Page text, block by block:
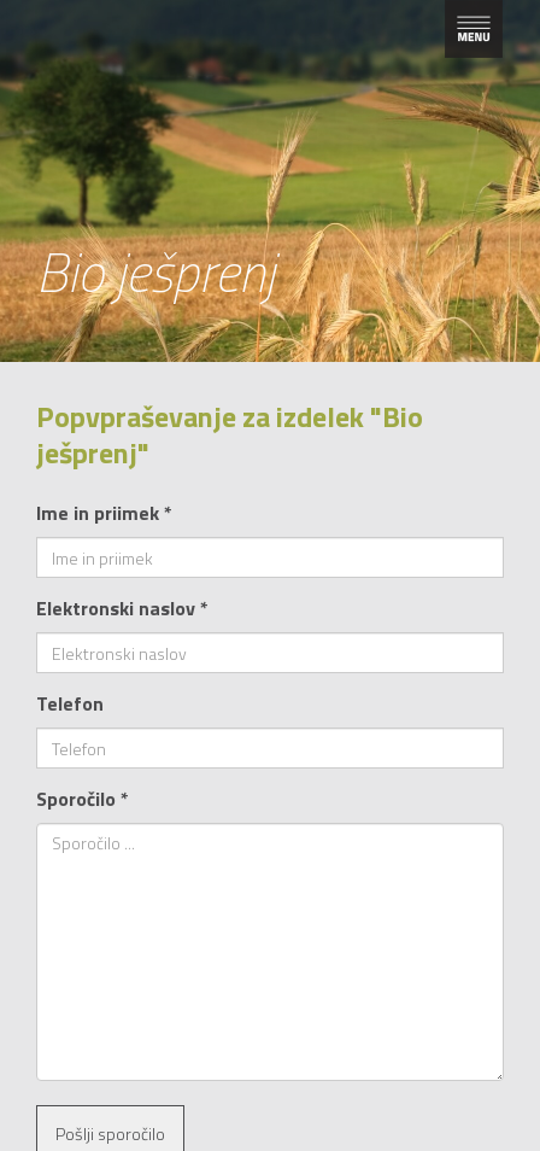
Bio ješprenj
Popvpraševanje za izdelek "Bio
ješprenj"
Ime in priimek *
Elektronski naslov *
Telefon
Sporočilo *
Pošlji sporočilo